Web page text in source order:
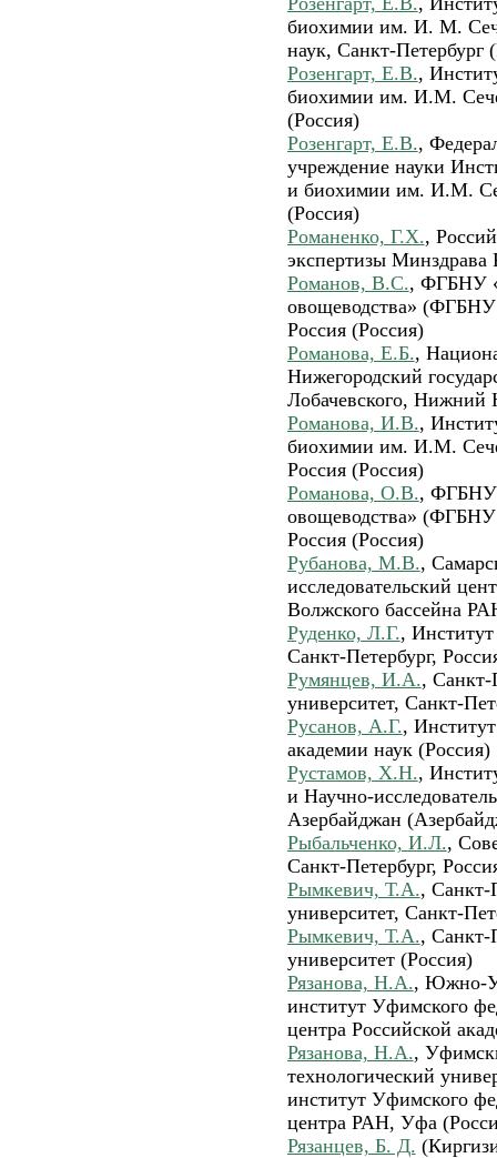
биохимии им. И. М.
наук, Санкт-Петербург
Розенгарт, Е.В.,
биохимии им. И.М.
(Россия)
Розенгарт, Е.В.,
учреждение науки
и биохимии им. И.М.
(Россия)
Романенко, Г.Х.,
экспертизы Минздрава
Романов, В.С., ФГБНУ
овощеводства»
Россия (Россия)
Романова, Е.Б.,
Нижегородский
Лобачевского, Нижний
Романова, И.В.,
биохимии им. И.М.
Россия (Россия)
Романова, О.В., ФГБНУ
овощеводства»
Россия (Россия)
Рубанова, М.В.,
исследовательский
Волжского бассейна
Руденко, Л.Г.,
Санкт-Петербург,
Румянцев, И.А., Санкт-
университет, Санкт-
Русанов, А.Г.,
академии наук (Россия)
Рустамов, Х.Н.,
и Научно-
Азербайджан
Рыбальченко, И.Л.,
Санкт-Петербург,
Рымкевич, Т.А., Санкт-
университет, Санкт-
Рымкевич, Т.А., Санкт-
университет (Россия)
Рязанова, Н.А., Южно-
институт Уфимского
центра Российской
Рязанова, Н.А.,
технологический
институт Уфимского
центра РАН, Уфа
Рязанцев, Б. Д.